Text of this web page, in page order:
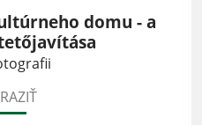
domu - a